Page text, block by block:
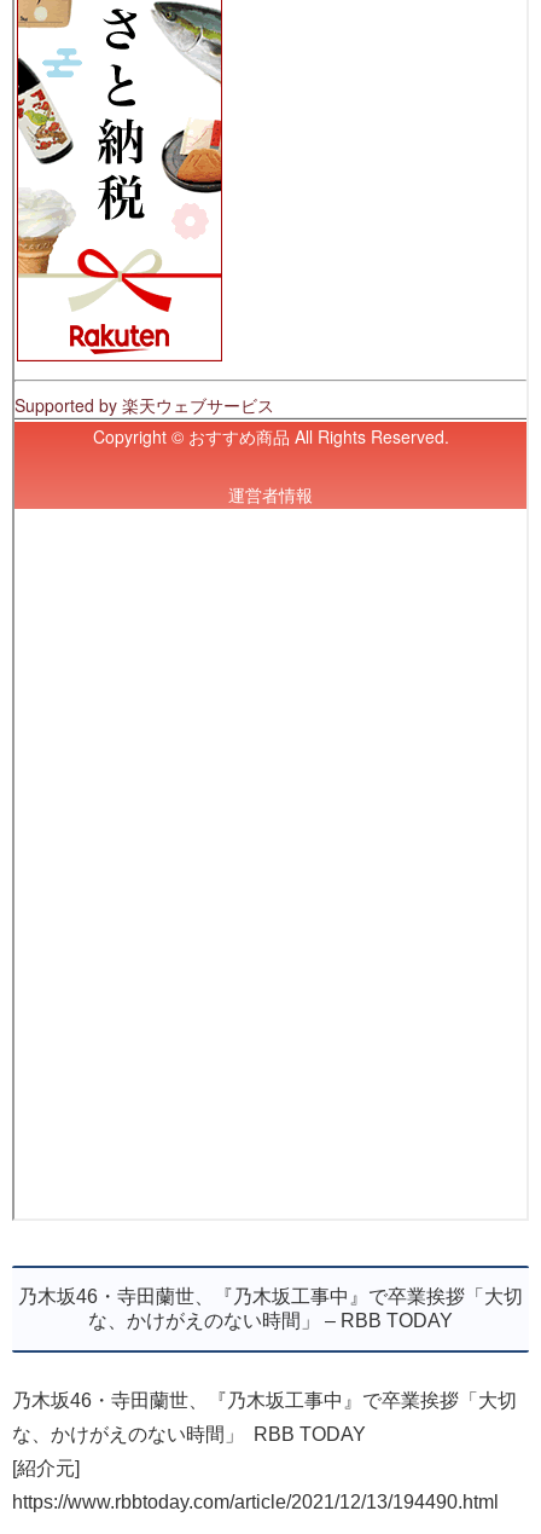
乃木坂46・寺田蘭世、『乃木坂工事中』で卒業挨拶「大切
な、かけがえのない時間」 – RBB TODAY
乃木坂46・寺田蘭世、『乃木坂工事中』で卒業挨拶「大切
な、かけがえのない時間」 RBB TODAY
[紹介元]
https://www.rbbtoday.com/article/2021/12/13/194490.html